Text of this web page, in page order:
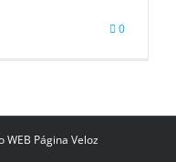
0
WEB Página Veloz